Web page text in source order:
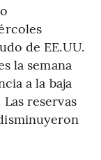
de EE.UU.
la semana
a la baja
reservas